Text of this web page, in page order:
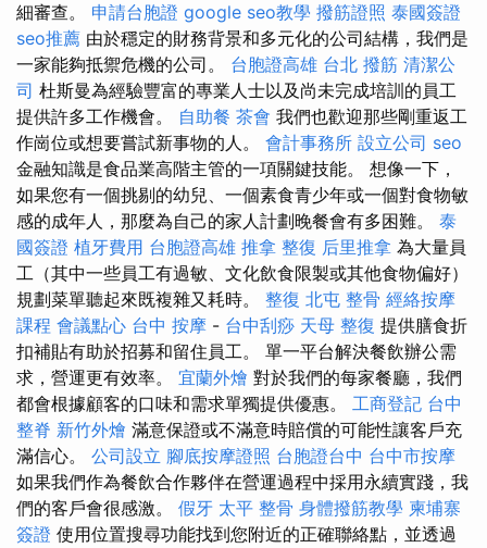
細審查。 申請台胞證 google seo教學 撥筋證照 泰國簽證
seo推薦 由於穩定的財務背景和多元化的公司結構，我們是
一家能夠抵禦危機的公司。 台胞證高雄 台北 撥筋 清潔公
司 杜斯曼為經驗豐富的專業人士以及尚未完成培訓的員工
提供許多工作機會。 自助餐 茶會 我們也歡迎那些剛重返工
作崗位或想要嘗試新事物的人。 會計事務所 設立公司 seo
金融知識是食品業高階主管的一項關鍵技能。 想像一下，
如果您有一個挑剔的幼兒、一個素食青少年或一個對食物敏
感的成年人，那麼為自己的家人計劃晚餐會有多困難。 泰
國簽證 植牙費用 台胞證高雄 推拿 整復 后里推拿 為大量員
工（其中一些員工有過敏、文化飲食限製或其他食物偏好）
規劃菜單聽起來既複雜又耗時。 整復 北屯 整骨 經絡按摩
課程 會議點心 台中 按摩 - 台中刮痧 天母 整復 提供膳食折
扣補貼有助於招募和留住員工。 單一平台解決餐飲辦公需
求，營運更有效率。 宜蘭外燴 對於我們的每家餐廳，我們
都會根據顧客的口味和需求單獨提供優惠。 工商登記 台中
整脊 新竹外燴 滿意保證或不滿意時賠償的可能性讓客戶充
滿信心。 公司設立 腳底按摩證照 台胞證台中 台中市按摩
如果我們作為餐飲合作夥伴在營運過程中採用永續實踐，我
們的客戶會很感激。 假牙 太平 整骨 身體撥筋教學 柬埔寨
簽證 使用位置搜尋功能找到您附近的正確聯絡點，並透過